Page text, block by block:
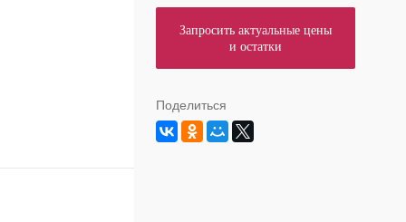
Запросить актуальные цены
и остатки
Поделиться